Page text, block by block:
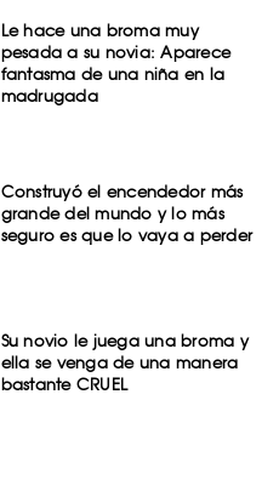
Le hace una broma muy
pesada a su novia: Aparece
fantasma de una niña en la
madrugada
Construyó el encendedor más
grande del mundo y lo más
seguro es que lo vaya a perder
Su novio le juega una broma y
ella se venga de una manera
bastante CRUEL